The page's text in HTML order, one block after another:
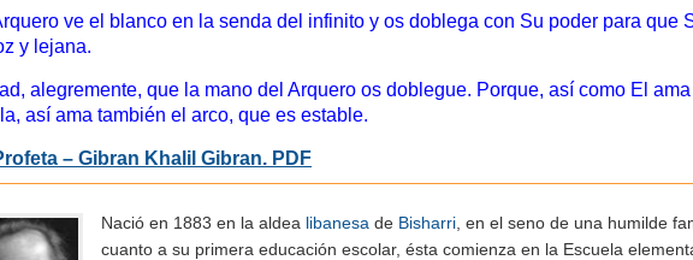
ve el blanco en la senda del infinito y os doblega con Su poder para que
y lejana.
alegremente, que la mano del Arquero os doblegue. Porque, así como El
así ama también el arco, que es estable.
– Gibran Khalil Gibran. PDF
Nació en 1883 en la aldea libanesa de Bisharri , en el seno de una humilde
cuanto a su primera educación escolar, ésta comienza en la Escuela